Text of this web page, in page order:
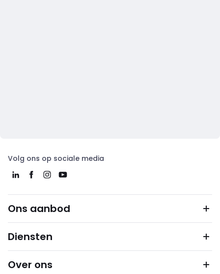
Volg ons op sociale media
Ons aanbod
Diensten
Over ons